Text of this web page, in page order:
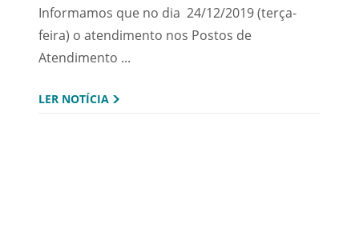
Informamos que no dia 24/12/2019 (terça-
feira) o atendimento nos Postos de
Atendimento ...
LER NOTÍCIA